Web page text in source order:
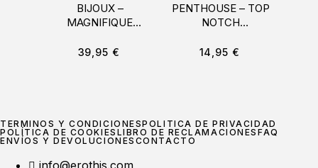
BIJOUX –
MAGNIFIQUE
LOS PIES DORADO
39,95 €
PENTHOUSE – TOP
NOTCH
14,95 €
TÉRMINOS Y CONDICIONESPOLÍTICA DE PRIVACIDAD
POLÍTICA DE COOKIES LIBRO DE RECLAMACIONES FAQ
ENVÍOS Y DEVOLUCIONES CONTACTO
info@erothis.com